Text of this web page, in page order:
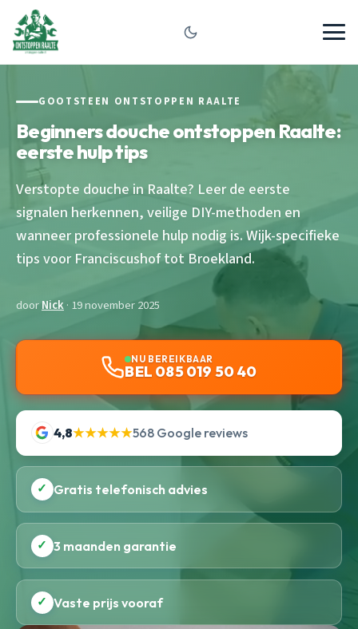
GOOTSTEEN ONTSTOPPEN RAALTE
Beginners douche ontstoppen Raalte:
eerste hulp tips
Verstopte douche in Raalte? Leer de eerste
signalen herkennen, veilige DIY-methoden en
wanneer professionele hulp nodig is. Wijk-specifieke
tips voor Franciscushof tot Broekland.
doorNick· 19 november 2025
NU BEREIKBAAR
BEL 085 019 50 40
4,8★★★★★568 Google reviews
✓ Gratis telefonisch advies
✓ 3 maanden garantie
✓ Vaste prijs vooraf